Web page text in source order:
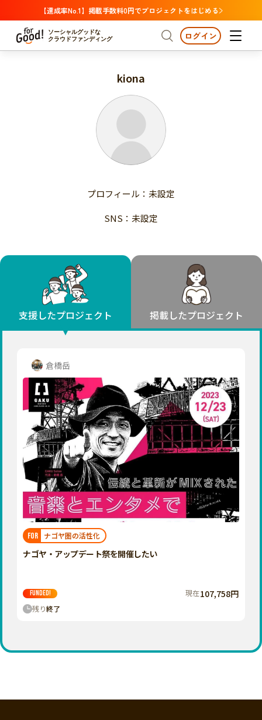
【達成率No.1】掲載手数料0円でプロジェクトをはじめる
ソーシャルグッドな
クラウドファンディング
プロジェクトからさがす 注目
支援金額が多い
支援人数が多い
終了日が近い
国際協力
子ども・教育
フード・農業
文化
環境・エシカル
人権・マイノリティ
社会貢献
地域からさがす 北海道・東北
北海道
宮城
秋田
山形
福島
栃木
群馬
神奈川
石川
支援金額が多い
終了日が近い
カテゴリーからさがす
医療・福祉
子ども・教育
人権・マイノリティ
北海道 青森 岩手 宮城
秋田
福島
茨城 栃木 群馬
千葉
東京
神奈川
新潟 富山
長野
岐阜 静岡 愛知
三重 滋賀 京都 大阪
兵庫
奈良
和歌山
中国
鳥取 島根 岡山 広島
四国
徳島 香川 愛媛 高知
九州・沖縄
福岡 佐賀 長崎
宮崎
鹿児島 沖縄
ログイン
kiona
プロフィール：未設定
SNS：未設定
支援したプロジェクト 掲載したプロジェクト
倉橋岳
FOR ナゴヤ圏の活性化
ナゴヤ・アップデート祭を開催したい
FUNDED! 現在107,758円
残り終了